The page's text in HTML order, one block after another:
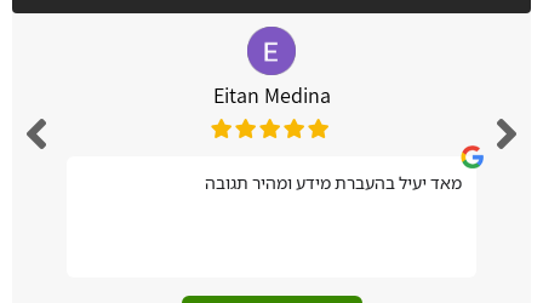
Eitan Medina
מאד יעיל בהעברת מידע ומהיר תגובה